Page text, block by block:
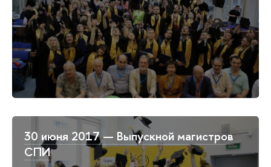
30 июня 2017 — Выпускной магистров
СПИ